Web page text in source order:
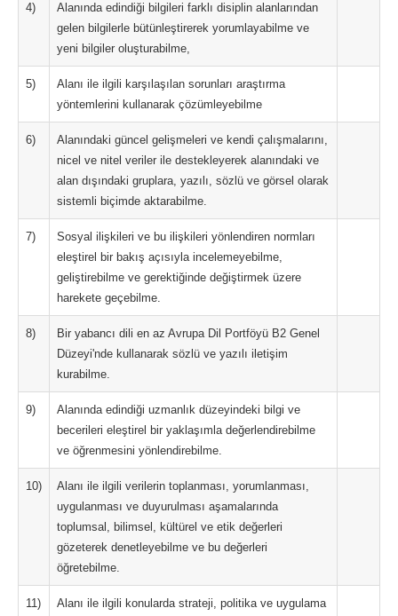
4)
Alanında edindiği bilgileri farklı disiplin alanlarından
gelen bilgilerle bütünleştirerek yorumlayabilme ve
yeni bilgiler oluşturabilme,
5)
Alanı ile ilgili karşılaşılan sorunları araştırma
yöntemlerini kullanarak çözümleyebilme
6)
Alanındaki güncel gelişmeleri ve kendi çalışmalarını,
nicel ve nitel veriler ile destekleyerek alanındaki ve
alan dışındaki gruplara, yazılı, sözlü ve görsel olarak
sistemli biçimde aktarabilme.
7)
Sosyal ilişkileri ve bu ilişkileri yönlendiren normları
eleştirel bir bakış açısıyla incelemeyebilme,
geliştirebilme ve gerektiğinde değiştirmek üzere
harekete geçebilme.
8)
Bir yabancı dili en az Avrupa Dil Portföyü B2 Genel
Düzeyi'nde kullanarak sözlü ve yazılı iletişim
kurabilme.
9)
Alanında edindiği uzmanlık düzeyindeki bilgi ve
becerileri eleştirel bir yaklaşımla değerlendirebilme
ve öğrenmesini yönlendirebilme.
10)
Alanı ile ilgili verilerin toplanması, yorumlanması,
uygulanması ve duyurulması aşamalarında
toplumsal, bilimsel, kültürel ve etik değerleri
gözeterek denetleyebilme ve bu değerleri
öğretebilme.
11)
Alanı ile ilgili konularda strateji, politika ve uygulama